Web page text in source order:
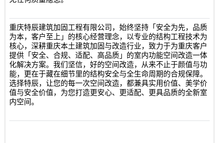
重庆特辰建筑加固工程有限公司 ，始终坚持「安全为先，品质
为本，客户至上」的核心经营理念，以专业的结构工程技术为
核心，深耕重庆本土建筑加固与改造行业，致力于为重庆客户
提供「安全、合规、适配、高品质」的室内功能空间改造一体
化解决方案。我们坚信，好的空间改造，从来不止于颜值与功
能，更在于藏在细节里的结构安全与全生命周期的合规保障。
选择特辰，让您的每一次空间改造，都兼具实用价值、美学价
值与安全价值，为您打造更安心、更适配、更具品质的全新室
内空间。